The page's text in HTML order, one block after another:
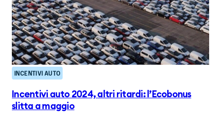
INCENTIVI AUTO
Incentivi auto 2024, altri ritardi: l’Ecobonus
slitta a maggio